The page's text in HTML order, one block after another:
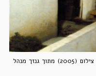
. צילום (2005) מתוך גנזך מנהל